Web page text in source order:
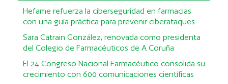
Hefame refuerza la ciberseguridad en farmacias
con una guía práctica para prevenir ciberataques
Sara Catrain González, renovada como presidenta
del Colegio de Farmacéuticos de A Coruña
El 24 Congreso Nacional Farmacéutico consolida su
crecimiento con 600 comunicaciones científicas